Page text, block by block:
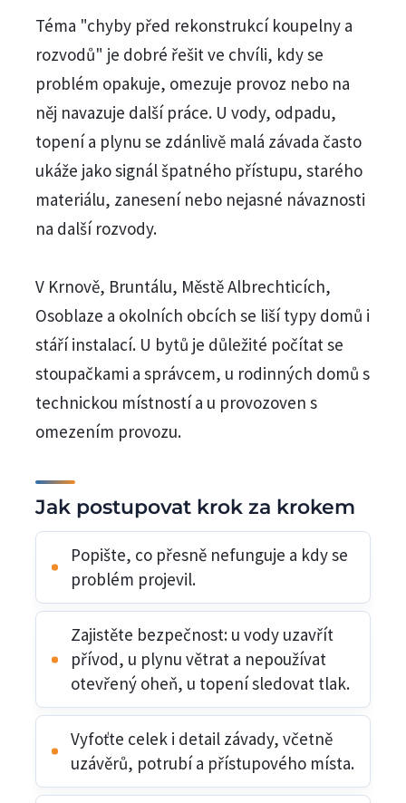
Téma "chyby před rekonstrukcí koupelny a
rozvodů" je dobré řešit ve chvíli, kdy se
problém opakuje, omezuje provoz nebo na
něj navazuje další práce. U vody, odpadu,
topení a plynu se zdánlivě malá závada často
ukáže jako signál špatného přístupu, starého
materiálu, zanesení nebo nejasné návaznosti
na další rozvody.
V Krnově, Bruntálu, Městě Albrechticích,
Osoblaze a okolních obcích se liší typy domů i
stáří instalací. U bytů je důležité počítat se
stoupačkami a správcem, u rodinných domů s
technickou místností a u provozoven s
omezením provozu.
Jak postupovat krok za krokem
Popište, co přesně nefunguje a kdy se
problém projevil.
Zajistěte bezpečnost: u vody uzavřít
přívod, u plynu větrat a nepoužívat
otevřený oheň, u topení sledovat tlak.
Vyfoťte celek i detail závady, včetně
uzávěrů, potrubí a přístupového místa.